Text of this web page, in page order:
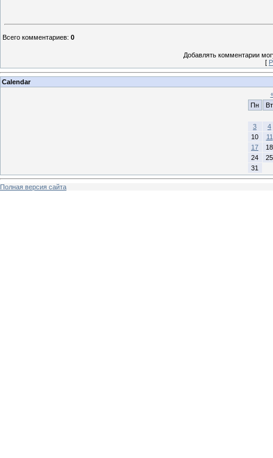
Всего комментариев: 0
Добавлять комментарии
[
Calendar
Пн
Вт
3
4
10
11
17
18
24
25
31
Полная версия сайта